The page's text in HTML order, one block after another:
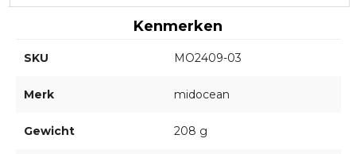
Kenmerken
SKU MO2409-03
Merk midocean
Gewicht 208 g